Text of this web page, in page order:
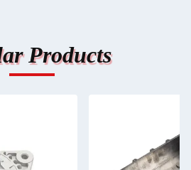
Products